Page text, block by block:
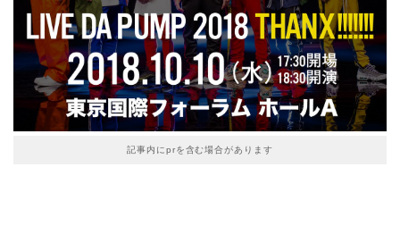
記事内にprを含む場合があります